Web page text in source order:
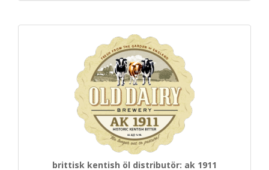
brittisk kentish öl distributör: ak 1911